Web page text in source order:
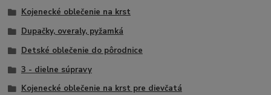
Kojenecké oblečenie na krst
Dupačky, overaly, pyžamká
Detské oblečenie do pôrodnice
3 - dielne súpravy
Kojenecké oblečenie na krst pre dievčatá